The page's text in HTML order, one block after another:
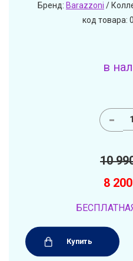
Бренд: Barazzoni /
код товара:
в
-
10
8 200
Купить